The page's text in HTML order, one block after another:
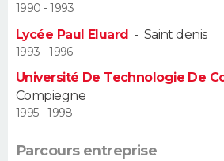
BONS PLANS
Carte de Noël
Carte Bonne année
Carte Saint-Valentin
Carte Pâques
Carte d'anniversaire
DICTIONNAIRE
1990 - 1993
Lycée Paul Eluard - Saint denis
1993 - 1996
Université De Technologie De
Compiegne
1995 - 1998
Parcours entreprise